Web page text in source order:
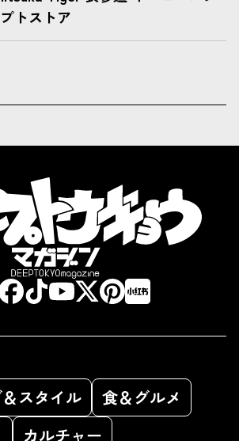
トストア
スタイル
食＆グルメ
カルチャー